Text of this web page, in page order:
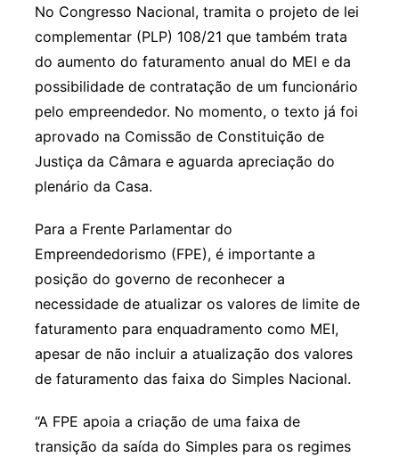
No Congresso Nacional, tramita o projeto de lei
complementar (PLP) 108/21 que também trata
do aumento do faturamento anual do MEI e da
possibilidade de contratação de um funcionário
pelo empreendedor. No momento, o texto já foi
aprovado na Comissão de Constituição de
Justiça da Câmara e aguarda apreciação do
plenário da Casa.
Para a Frente Parlamentar do
Empreendedorismo (FPE), é importante a
posição do governo de reconhecer a
necessidade de atualizar os valores de limite de
faturamento para enquadramento como MEI,
apesar de não incluir a atualização dos valores
de faturamento das faixa do Simples Nacional.
“A FPE apoia a criação de uma faixa de
transição da saída do Simples para os regimes